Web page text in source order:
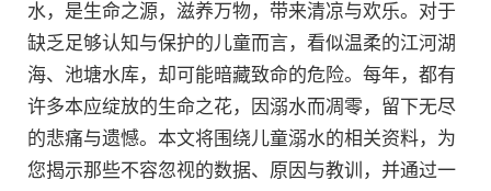
水，是生命之源，滋养万物，带来清凉与欢乐。对于
缺乏足够认知与保护的儿童而言，看似温柔的江河湖
海、池塘水库，却可能暗藏致命的危险。每年，都有
许多本应绽放的生命之花，因溺水而凋零，留下无尽
的悲痛与遗憾。本文将围绕儿童溺水的相关资料，为
您揭示那些不容忽视的数据、原因与教训，并通过一